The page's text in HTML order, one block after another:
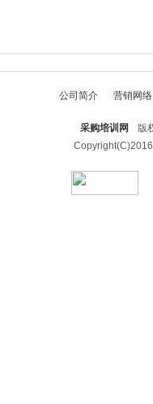
公司简介 营销网络
采购培训网
版